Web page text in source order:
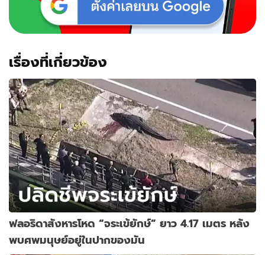
เรื่องที่เกี่ยวข้อง
ฟลอริดาสังหารโหด “จระเข้ยักษ์” ​ยาว 4.17 เมตร หลัง
พบศพมนุษย์อยู่ในปากของมัน